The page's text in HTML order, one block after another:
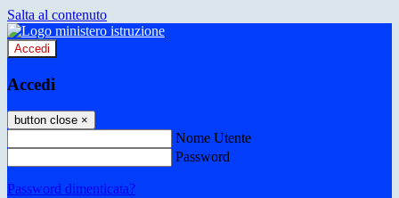
Salta al contenuto
Accedi
Accedi
button close ×
Nome Utente
Password
Password dimenticata?